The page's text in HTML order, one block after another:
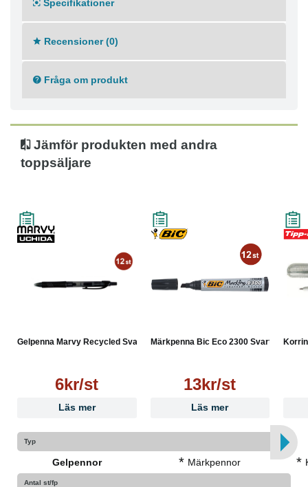
Specifikationer
Recensioner (0)
Fråga om produkt
Jämför produkten med andra
toppsäljare
Gelpenna Marvy Recycled Sva...
6kr/st
Läs mer
Märkpenna Bic Eco 2300 Svart
13kr/st
Läs mer
Typ
Gelpennor * Märkpennor *
Antal st/fp